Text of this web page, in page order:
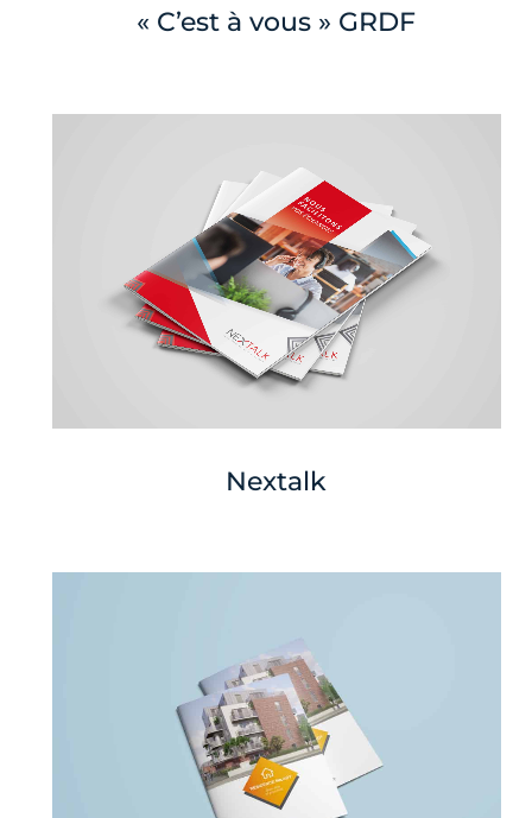
« C’est à vous » GRDF
Nextalk